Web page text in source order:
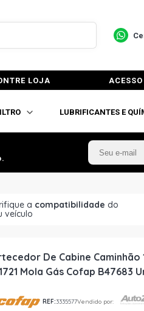
LOJA
LUBRIFICANTES E
a compatibilidade do
veículo
De Cabine Caminhão
Mola Gás Cofap B47683
REF:3335577Vendido por: